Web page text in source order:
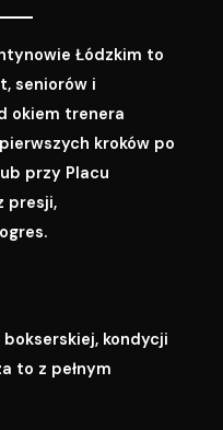
Łódzkim to
seniorów i
okiem trenera
kroków po
przy Placu
presji,
kondycji
to z pełnym